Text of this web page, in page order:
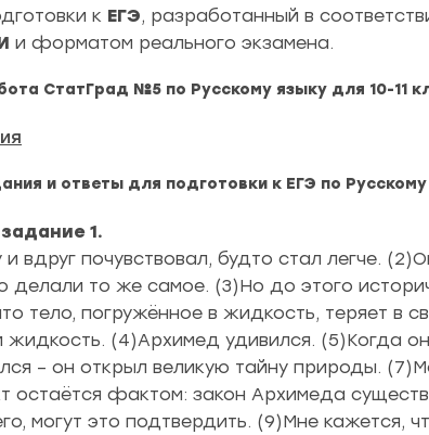
к ЕГЭ, разработанный в
и форматом реального экзамена.
СтатГрад №5 по Русскому языку для 10-11
и ответы для подготовки к ЕГЭ по
1.
вдруг почувствовал, будто стал легче.
делали то же самое. (3)Но до этого
тело, погружённое в жидкость, теряет в
жидкость. (4)Архимед удивился. (5)Когда
– он открыл великую тайну природы.
фактом: закон Архимеда
могут это подтвердить. (9)Мне кажется,